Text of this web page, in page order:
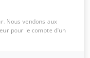
Nous vendons aux
pour le compte d'un